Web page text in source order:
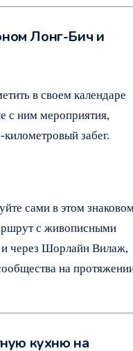
Лонг-Бич и
в своем календаре
с ним мероприятия,
забег.
сами в этом
с живописными
через Шорлайн Вилаж,
на
кухню на